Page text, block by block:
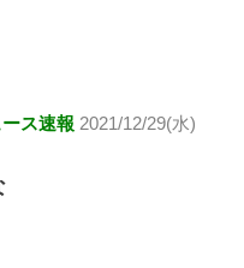
ス速報 2021/12/29(水)